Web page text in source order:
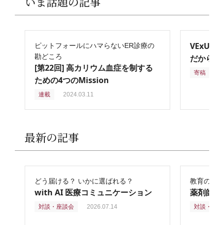
ピットフォールにハマらないER診療の
勘どころ
[第22回] 高カリウム血症を制する
ための4つのMission
連載 2024.03.11
VExUS
だから
寄稿
最新の記事
どう届ける？ いかに選ばれる？
with AI 医療コミュニケーション
対談・座談会 2026.07.14
教育の再
薬剤師
対談・座